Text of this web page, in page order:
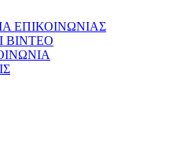
ΕΠΙΚΟΙΝΩΝΙΑΣ
ΒΙΝΤΕΟ